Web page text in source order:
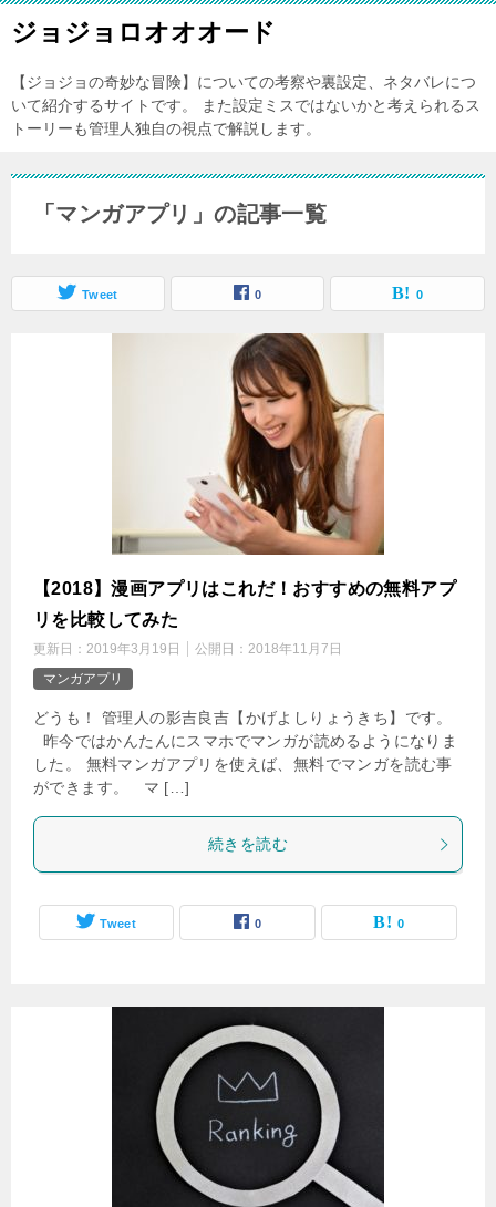
ジョジョロオオオード
【ジョジョの奇妙な冒険】についての考察や裏設定、ネタバレにつ
いて紹介するサイトです。 また設定ミスではないかと考えられるス
トーリーも管理人独自の視点で解説します。
「マンガアプリ」の記事一覧
Tweet 0 0
【2018】漫画アプリはこれだ！おすすめの無料アプ
リを比較してみた
更新日： 2019年3月19日 公開日： 2018年11月7日
マンガアプリ
どうも！ 管理人の影吉良吉【かげよしりょうきち】です。
昨今ではかんたんにスマホでマンガが読めるようになりま
した。 無料マンガアプリを使えば、無料でマンガを読む事
ができます。 マ […]
続きを読む
Tweet 0 0